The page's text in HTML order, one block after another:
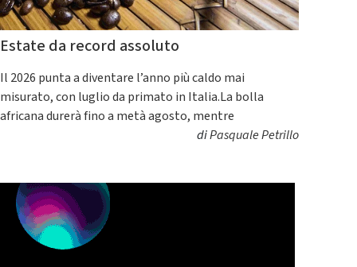
Estate da record assoluto
Il 2026 punta a diventare l’anno più caldo mai
misurato, con luglio da primato in Italia.La bolla
africana durerà fino a metà agosto, mentre
diPasquale Petrillo